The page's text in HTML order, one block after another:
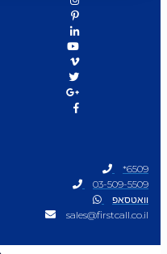
*6509
03-509-5509
וואטסאפ
sales@firstcall.co.il